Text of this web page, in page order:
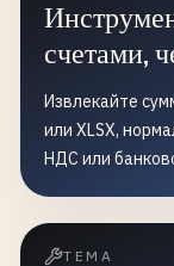
счетами,
Извлекайте
или XLSX,
НДС или
ТЕМА